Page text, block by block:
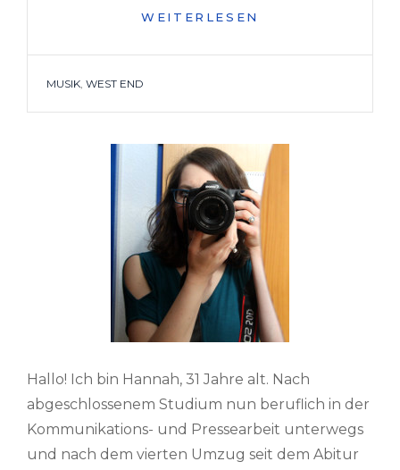
WEITERLESEN
[DAVID
OF
MAN]
TAGS
MUSIK, WEST END
Hallo! Ich bin Hannah, 31 Jahre alt. Nach
abgeschlossenem Studium nun beruflich in der
Kommunikations- und Pressearbeit unterwegs
und nach dem vierten Umzug seit dem Abitur